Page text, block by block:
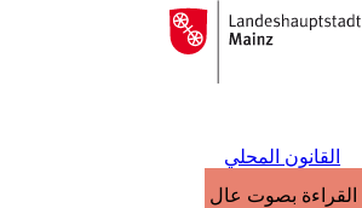
الانتقال إلى المحتوى
إلى
الصفحة
القانون المحلي
القراءة بصوت عالٍ